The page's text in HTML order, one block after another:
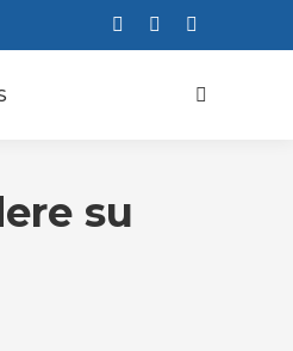
opensopens
Buscar:
su